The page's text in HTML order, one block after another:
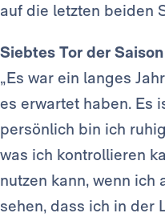
auf die letzten beiden
Siebtes Tor der Saison
„Es war ein langes
es erwartet haben. Es
persönlich bin ich
was ich kontrollieren
nutzen kann, wenn ich
sehen, dass ich in der